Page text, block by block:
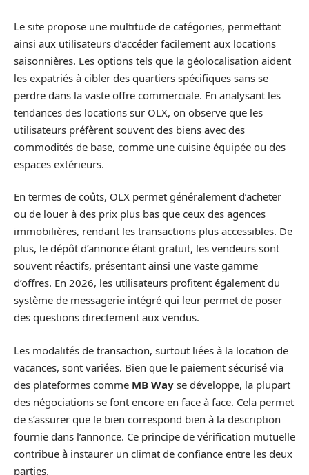
Le site propose une multitude de catégories, permettant
ainsi aux utilisateurs d’accéder facilement aux locations
saisonnières. Les options tels que la géolocalisation aident
les expatriés à cibler des quartiers spécifiques sans se
perdre dans la vaste offre commerciale. En analysant les
tendances des locations sur OLX, on observe que les
utilisateurs préfèrent souvent des biens avec des
commodités de base, comme une cuisine équipée ou des
espaces extérieurs.
En termes de coûts, OLX permet généralement d’acheter
ou de louer à des prix plus bas que ceux des agences
immobilières, rendant les transactions plus accessibles. De
plus, le dépôt d’annonce étant gratuit, les vendeurs sont
souvent réactifs, présentant ainsi une vaste gamme
d’offres. En 2026, les utilisateurs profitent également du
système de messagerie intégré qui leur permet de poser
des questions directement aux vendus.
Les modalités de transaction, surtout liées à la location de
vacances, sont variées. Bien que le paiement sécurisé via
des plateformes comme MB Way se développe, la plupart
des négociations se font encore en face à face. Cela permet
de s’assurer que le bien correspond bien à la description
fournie dans l’annonce. Ce principe de vérification mutuelle
contribue à instaurer un climat de confiance entre les deux
parties.